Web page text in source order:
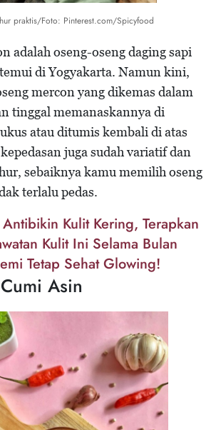
praktis/Foto: Pinterest.com/Spicyfood
adalah oseng-oseng daging sapi
di Yogyakarta. Namun kini,
mercon yang dikemas dalam
tinggal memanaskannya di
atau ditumis kembali di atas
juga sudah variatif dan
sebaiknya kamu memilih oseng
terlalu pedas.
Antibikin Kulit Kering, Terapkan
Kulit Ini Selama Bulan
Tetap Sehat Glowing!
Asin